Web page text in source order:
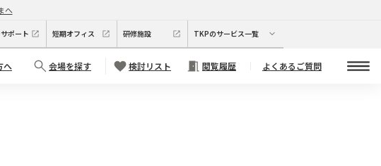
へ
ポート 短期オフィス 研修施設 TKPのサービス一覧
へ 会場を探す 検討リスト 閲覧履歴 よくあるご質問